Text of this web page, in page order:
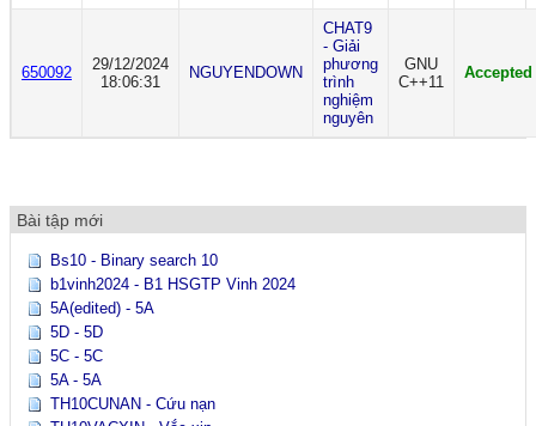
650092
29/12/2024
18:06:31
NGUYENDOWN
CHAT9
- Giải
phương
trình
nghiệm
nguyên
GNU
C++11
Accepted
Bài tập mới
Bs10 - Binary search 10
b1vinh2024 - B1 HSGTP Vinh 2024
5A(edited) - 5A
5D - 5D
5C - 5C
5A - 5A
TH10CUNAN - Cứu nạn